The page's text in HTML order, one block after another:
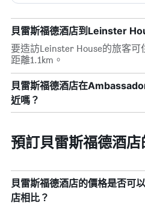
貝雷斯福德酒店到Leinster
要造訪Leinster House的旅客
距離1.1km。
貝雷斯福德酒店在
近嗎？
預訂貝雷斯福德酒
貝雷斯福德酒店的價格是否可
店相比？